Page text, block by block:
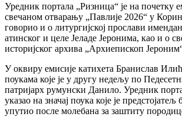
Уредник портала „Ризница“ је на почетку
свечаном отварању „Павлије 2026“ у
говорио и о литургијској прослави
атинског и целе Јеладе Јеронима, као и о
историјског архива „Архиепископ
У оквиру емисије катихета Бранислав
поукама које је у другу недељу по
патријарх румунски Данило. Уредник
указао на значај поука које је предстојатељ
упутио после молебана за заштиту